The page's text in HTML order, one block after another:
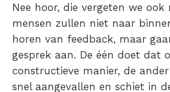
Nee hoor, die vergeten we ook
mensen zullen niet naar
horen van feedback, maar
gesprek aan. De één doet dat
constructieve manier, de
snel aangevallen en schiet in